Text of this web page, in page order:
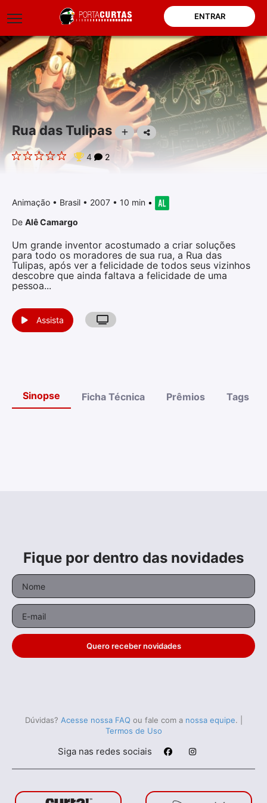
ENTRAR
Rua das Tulipas
4 2
Animação • Brasil • 2007 • 10 min •
De Alê Camargo
Um grande inventor acostumado a criar soluções
para todo os moradores de sua rua, a Rua das
Tulipas, após ver a felicidade de todos seus vizinhos
descobre que ainda faltava a felicidade de uma
pessoa...
Assista
Sinopse Ficha Técnica Prêmios Tags
Experimental• DeGuto Parente• 8 min •
Fique por dentro das novidades
Quero receber novidades
Dúvidas? Acesse nossa FAQ ou fale com a nossa equipe.
Termos de Uso
Siga nas redes sociais